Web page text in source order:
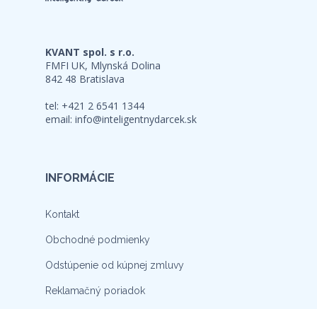
KVANT spol. s r.o.
FMFI UK, Mlynská Dolina
842 48 Bratislava
tel: +421 2 6541 1344
email: info@inteligentnydarcek.sk
INFORMÁCIE
Kontakt
Obchodné podmienky
Odstúpenie od kúpnej zmluvy
Reklamačný poriadok